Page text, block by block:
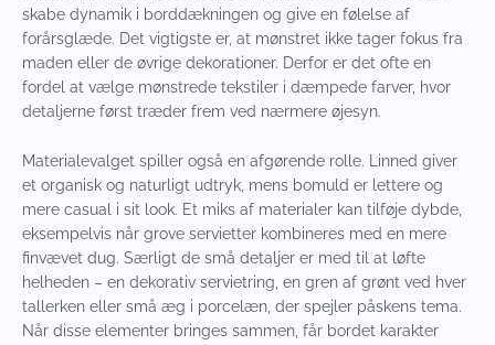
skabe dynamik i borddækningen og give en følelse af
forårsglæde. Det vigtigste er, at mønstret ikke tager fokus fra
maden eller de øvrige dekorationer. Derfor er det ofte en
fordel at vælge mønstrede tekstiler i dæmpede farver, hvor
detaljerne først træder frem ved nærmere øjesyn.
Materialevalget spiller også en afgørende rolle. Linned giver
et organisk og naturligt udtryk, mens bomuld er lettere og
mere casual i sit look. Et miks af materialer kan tilføje dybde,
eksempelvis når grove servietter kombineres med en mere
finvævet dug. Særligt de små detaljer er med til at løfte
helheden – en dekorativ servietring, en gren af grønt ved hver
tallerken eller små æg i porcelæn, der spejler påskens tema.
Når disse elementer bringes sammen, får bordet karakter